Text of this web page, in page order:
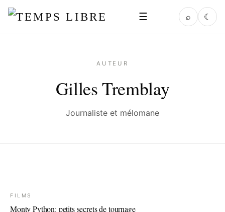
☰ ⌕ ☾
AUTEUR
Gilles Tremblay
Journaliste et mélomane
FILMS
Monty Python: petits secrets de tournage